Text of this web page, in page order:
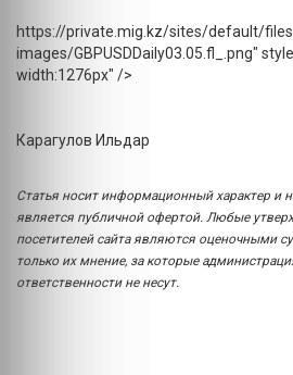
https://private.mig.kz/sites/default/
images/GBPUSDDaily03.05.fl_.png"
width:1276px" />
Карагулов Ильдар
Статья носит информационный характер и
является публичной офертой. Любые
посетителей сайта являются оценочными
только их мнение, за которые
ответственности не несут.